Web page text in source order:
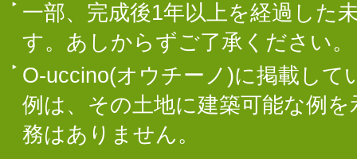
一部、完成後1年以上を経過した
す。あしからずご了承ください。
O-uccino(オウチーノ)に掲載して
例は、その土地に建築可能な例
務はありません。